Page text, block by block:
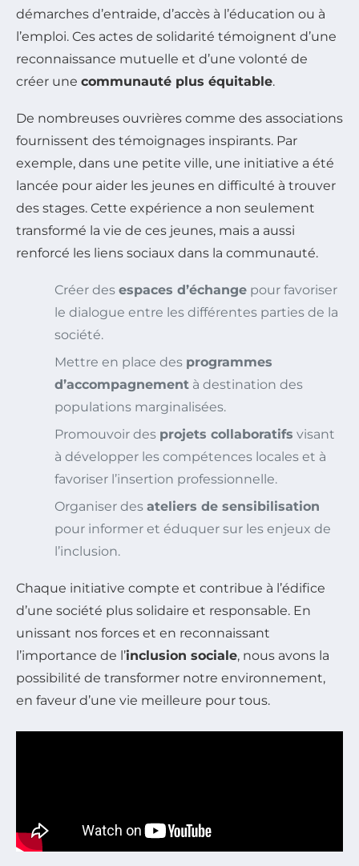
démarches d’entraide, d’accès à l’éducation ou à
l’emploi. Ces actes de solidarité témoignent d’une
reconnaissance mutuelle et d’une volonté de
créer une communauté plus équitable.
De nombreuses ouvrières comme des associations
fournissent des témoignages inspirants. Par
exemple, dans une petite ville, une initiative a été
lancée pour aider les jeunes en difficulté à trouver
des stages. Cette expérience a non seulement
transformé la vie de ces jeunes, mais a aussi
renforcé les liens sociaux dans la communauté.
Créer des espaces d’échange pour favoriser
le dialogue entre les différentes parties de la
société.
Mettre en place des programmes
d’accompagnement à destination des
populations marginalisées.
Promouvoir des projets collaboratifs visant
à développer les compétences locales et à
favoriser l’insertion professionnelle.
Organiser des ateliers de sensibilisation
pour informer et éduquer sur les enjeux de
l’inclusion.
Chaque initiative compte et contribue à l’édifice
d’une société plus solidaire et responsable. En
unissant nos forces et en reconnaissant
l’importance de l’inclusion sociale, nous avons la
possibilité de transformer notre environnement,
en faveur d’une vie meilleure pour tous.